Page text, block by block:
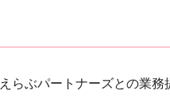
らぶパートナーズとの業務